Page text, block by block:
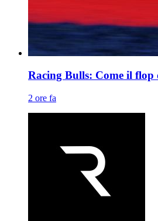
Racing Bulls: Come il flop
2 ore fa